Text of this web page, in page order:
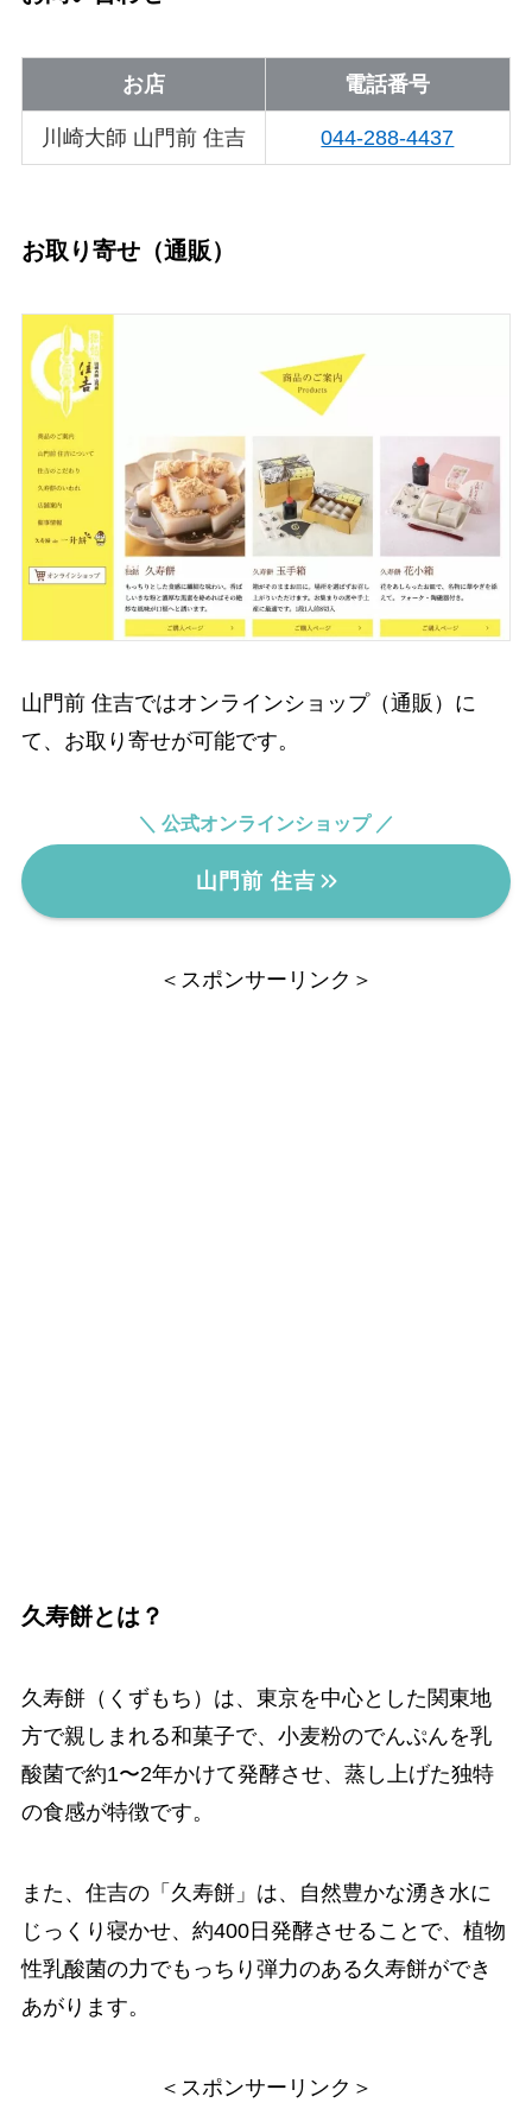
お店 電話番号
川崎大師 山門前 住吉 044-288-4437
お取り寄せ（通販）
山門前 住吉ではオンラインショップ（通販）に
て、お取り寄せが可能です。
＼ 公式オンラインショップ ／
山門前 住吉
＜スポンサーリンク＞
久寿餅とは？
久寿餅（くずもち）は、東京を中心とした関東地
方で親しまれる和菓子で、小麦粉のでんぷんを乳
酸菌で約1〜2年かけて発酵させ、蒸し上げた独特
の食感が特徴です。
また、住吉の「久寿餅」は、自然豊かな湧き水に
じっくり寝かせ、約400日発酵させることで、植物
性乳酸菌の力でもっちり弾力のある久寿餅ができ
あがります。
＜スポンサーリンク＞